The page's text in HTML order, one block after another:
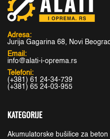
Adresa:
Jurija Gagarina 68, Novi Beograd
Email:
info@alati-i-oprema.rs
Telefoni:
(+381) 61 24-34-739
(+381) 65 24-03-955
KATEGORIJE
Akumulatorske bušilice za beton